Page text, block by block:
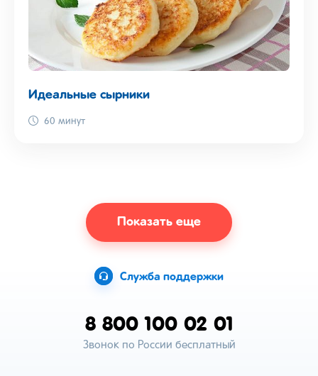
Идеальные сырники
60 минут
Показать еще
Служба поддержки
8 800 100 02 01
Звонок по России бесплатный